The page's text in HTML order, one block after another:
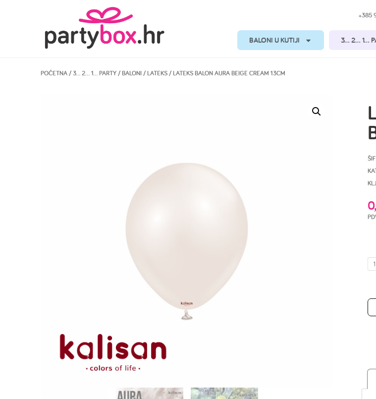
+385
BALONI U KUTIJI 3… 2… 1…
POČETNA/3… 2… 1… PARTY/BALONI/LATEKS/ LATEKS BALON AURA BEIGE CREAM 13CM